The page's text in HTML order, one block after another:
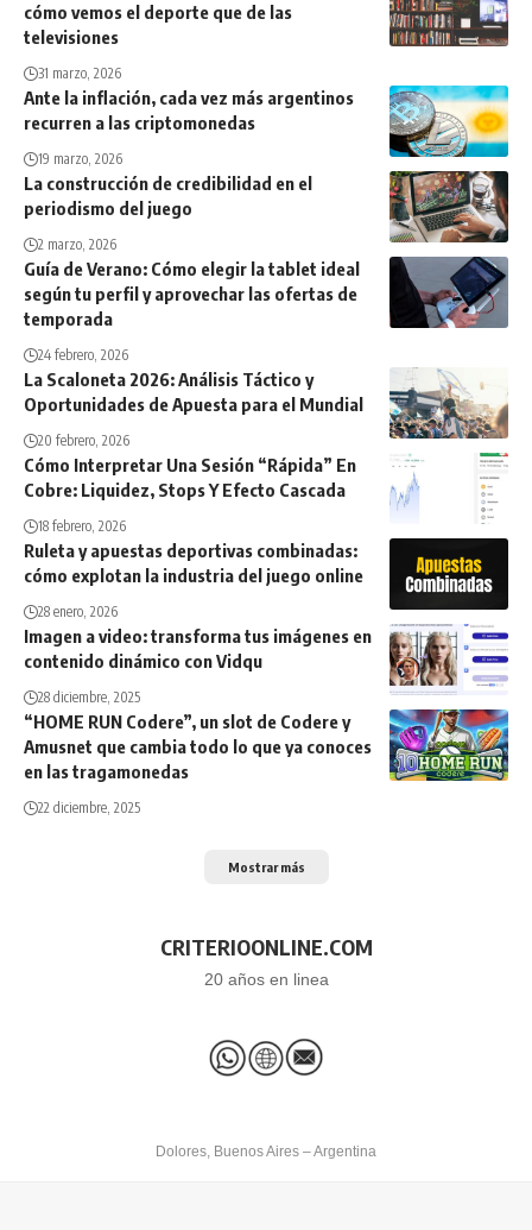
cómo vemos el deporte que de las
televisiones
31 marzo, 2026
Ante la inflación, cada vez más argentinos
recurren a las criptomonedas
19 marzo, 2026
La construcción de credibilidad en el
periodismo del juego
2 marzo, 2026
Guía de Verano: Cómo elegir la tablet ideal
según tu perfil y aprovechar las ofertas de
temporada
24 febrero, 2026
La Scaloneta 2026: Análisis Táctico y
Oportunidades de Apuesta para el Mundial
20 febrero, 2026
Cómo Interpretar Una Sesión “Rápida” En
Cobre: Liquidez, Stops Y Efecto Cascada
18 febrero, 2026
Ruleta y apuestas deportivas combinadas:
cómo explotan la industria del juego online
28 enero, 2026
Imagen a video: transforma tus imágenes en
contenido dinámico con Vidqu
28 diciembre, 2025
“HOME RUN Codere”, un slot de Codere y
Amusnet que cambia todo lo que ya conoces
en las tragamonedas
22 diciembre, 2025
Mostrar más
CRITERIOONLINE.COM
20 años en linea
Dolores, Buenos Aires – Argentina